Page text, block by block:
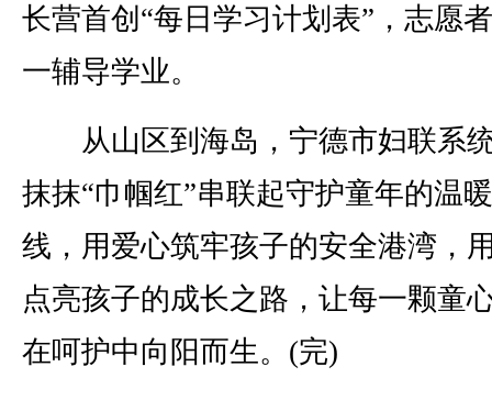
长营首创“每日学习计划表”，志愿
一辅导学业。
从山区到海岛，宁德市妇联系
抹抹“巾帼红”串联起守护童年的温
线，用爱心筑牢孩子的安全港湾，
点亮孩子的成长之路，让每一颗童
在呵护中向阳而生。(完)